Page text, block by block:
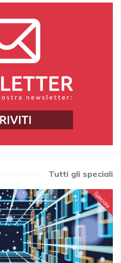
Tutti gli speciali
Speciale